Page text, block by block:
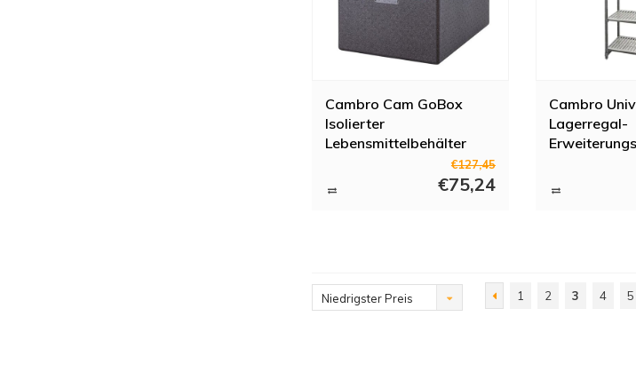
Cambro Cam GoBox
Isolierter
Lebensmittelbehälter
€127,45
€75,24
Cambro
Lagerregal-
Basics
(B) x 55,2
Niedrigster Preis 1 2 3 4 5